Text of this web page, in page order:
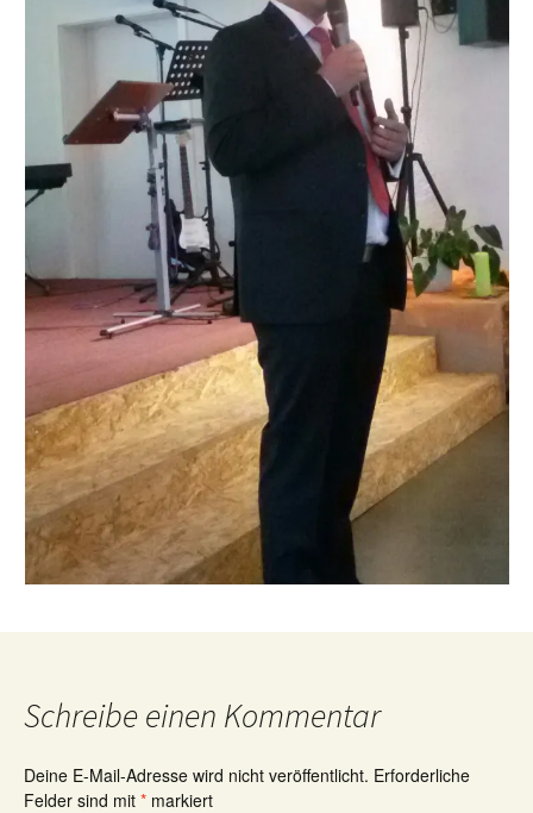
Schreibe einen Kommentar
Deine E-Mail-Adresse wird nicht veröffentlicht. Erforderliche
Felder sind mit * markiert